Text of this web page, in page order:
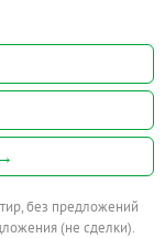
без предложений
(не сделки).